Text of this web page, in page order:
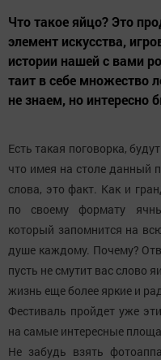
Что такое яйцо? Это
элемент искусства,
истории нашей с вами
таит в себе множество
не знаем, но интересно
Есть такая поговорка,
что имея на столе данный
слова, это факт. Как и
по своему формату
который запомнится на
душе каждому. Почему?
пусть не смутит вас слово
жизнь еще более яркие и
Фестиваль пройдет уже
на самые интересные
Не забудь взять